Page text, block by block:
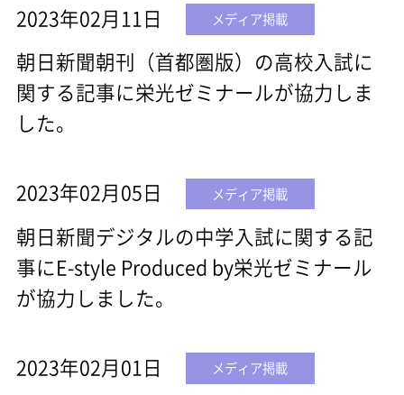
2023年02月11日 メディア掲載
朝日新聞朝刊（首都圏版）の高校入試に
関する記事に栄光ゼミナールが協力しま
した。
2023年02月05日 メディア掲載
朝日新聞デジタルの中学入試に関する記
事にE-style Produced by栄光ゼミナール
が協力しました。
2023年02月01日 メディア掲載